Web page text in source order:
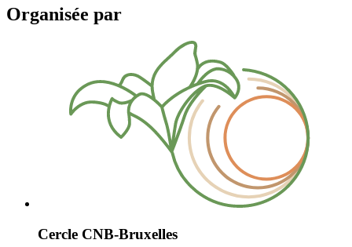
Organisée par
Cercle CNB-Bruxelles